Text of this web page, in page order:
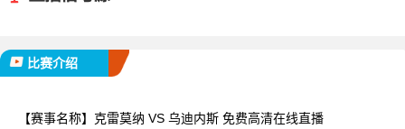
比赛介绍
【赛事名称】 克雷莫纳 VS 乌迪内斯 免费高清在线直播